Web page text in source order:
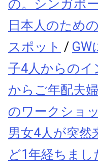
の。シンガポ
日本人のため
スポット / GW
子4人からの
からご年配夫
のワークショ
男女4人が突然
ど1年経ちまし